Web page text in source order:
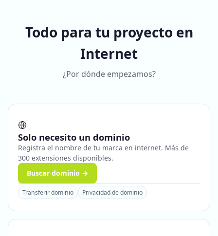
Todo para tu proyecto en
Internet
¿Por dónde empezamos?
Solo necesito un dominio
Registra el nombre de tu marca en internet. Más de
300 extensiones disponibles.
Buscar dominio →
Transferir dominio Privacidad de dominio